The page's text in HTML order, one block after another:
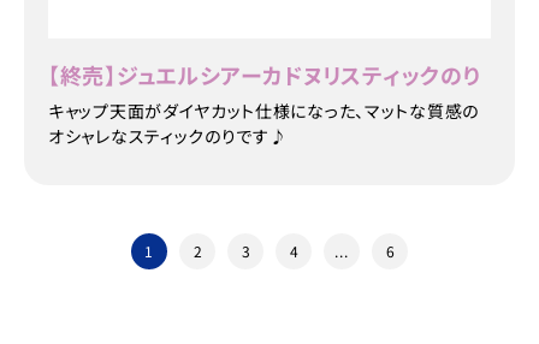
【終売】ジュエルシアーカドヌリスティックのり
キャップ天面がダイヤカット仕様になった、マットな質感の
オシャレなスティックのりです♪
1 2 3 4 ... 6